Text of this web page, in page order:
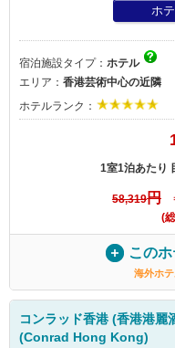
ホ
宿泊施設タイプ： ホテル
エリア： 香港芸術中心の近隣
ホテルランク：
1室1泊あたり
58,319円
(
この
海外ホ
コンラッド香港 (香港港麗
(Conrad Hong Kong)